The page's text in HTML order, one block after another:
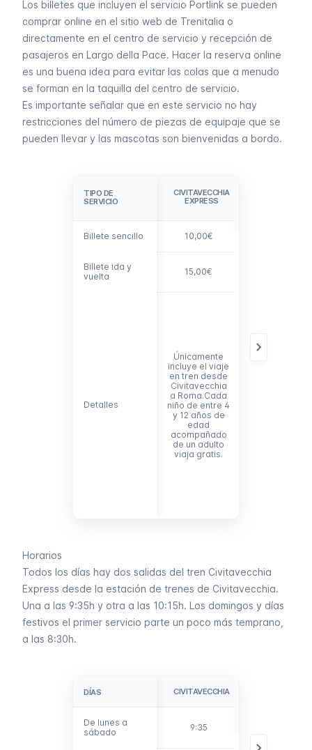
Los billetes que incluyen el servicio Portlink se pueden
comprar online en el sitio web de Trenitalia o
directamente en el centro de servicio y recepción de
pasajeros en Largo della Pace. Hacer la reserva online
es una buena idea para evitar las colas que a menudo
se forman en la taquilla del centro de servicio.
Es importante señalar que en este servicio no hay
restricciones del número de piezas de equipaje que se
pueden llevar y las mascotas son bienvenidas a bordo.
TIPO DE
SERVICIO
Billete sencillo
Billete ida y
vuelta
Detalles
TIPO DE
SERVICIO
CIVITAVECCHIA
EXPRESS
Billete sencillo 10,00€
Billete ida y
vuelta
15,00€
Detalles
Únicamente
incluye el viaje
en tren desde
Civitavecchia
a Roma.Cada
niño de entre 4
y 12 años de
edad
acompañado
de un adulto
viaja gratis.
Horarios
Todos los días hay dos salidas del tren Civitavecchia
Express desde la estación de trenes de Civitavecchia.
Una a las 9:35h y otra a las 10:15h. Los domingos y días
festivos el primer servicio parte un poco más temprano,
a las 8:30h.
DÍAS
De lunes a
sábado
DÍAS CIVITAVECCHIA
De lunes a
sábado
9:35